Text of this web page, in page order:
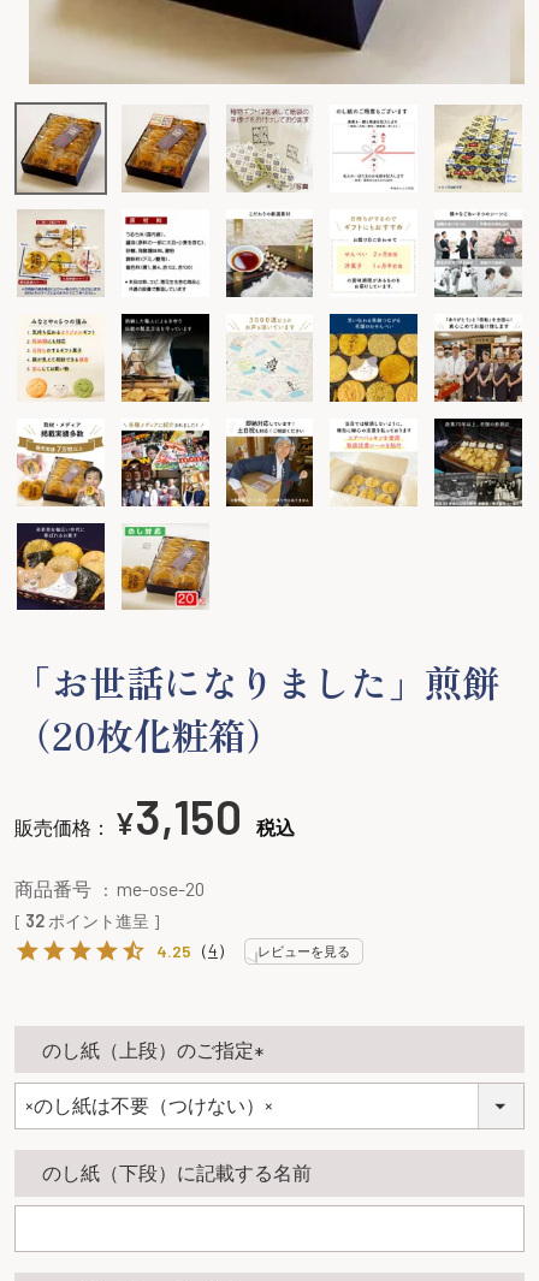
「お世話になりました」煎餅
（20枚化粧箱）
販売価格： ¥3,150 税込
商品番号 me-ose-20
[ 32ポイント進呈 ]
4.25 （4） レビューを見る
のし紙（上段）のご指定
(
須
)
のし紙（下段）に記載する名前